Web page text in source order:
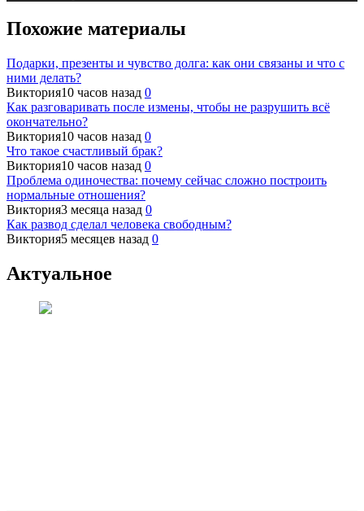
Похожие материалы
Подарки, презенты и чувство долга: как они связаны и что с
ними делать?
Виктория10 часов назад 0
Как разговаривать после измены, чтобы не разрушить всё
окончательно?
Виктория10 часов назад 0
Что такое счастливый брак?
Виктория10 часов назад 0
Проблема одиночества: почему сейчас сложно построить
нормальные отношения?
Виктория3 месяца назад 0
Как развод сделал человека свободным?
Виктория5 месяцев назад 0
Актуальное